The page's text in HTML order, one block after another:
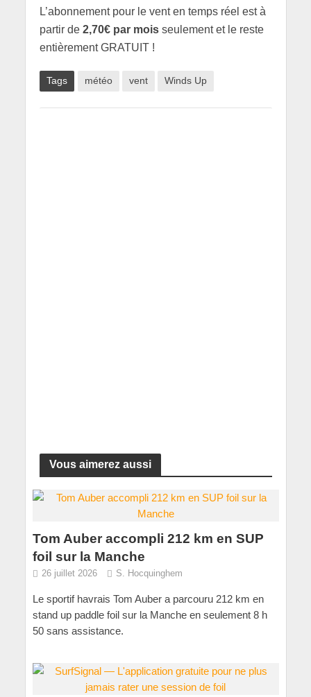
L’abonnement pour le vent en temps réel est à
partir de2,70€ par moisseulement et le reste
entièrement GRATUIT !
Tags météo vent Winds Up
Vous aimerez aussi
Tom Auber accompli 212 km en SUP
foil sur la Manche
26 juillet 2026 S. Hocquinghem
Le sportif havrais Tom Auber a parcouru 212 km en
stand up paddle foil sur la Manche en seulement 8 h
50 sans assistance.